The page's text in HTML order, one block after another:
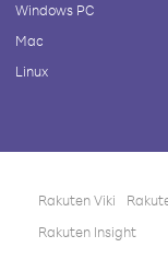
Windows PC
Mac
Linux
Rakuten Viki
Rakuten Insight